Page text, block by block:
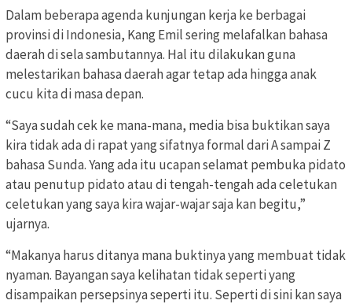
Dalam beberapa agenda kunjungan kerja ke berbagai
provinsi di Indonesia, Kang Emil sering melafalkan bahasa
daerah di sela sambutannya. Hal itu dilakukan guna
melestarikan bahasa daerah agar tetap ada hingga anak
cucu kita di masa depan.
“Saya sudah cek ke mana-mana, media bisa buktikan saya
kira tidak ada di rapat yang sifatnya formal dari A sampai Z
bahasa Sunda. Yang ada itu ucapan selamat pembuka pidato
atau penutup pidato atau di tengah-tengah ada celetukan
celetukan yang saya kira wajar-wajar saja kan begitu,”
ujarnya.
“Makanya harus ditanya mana buktinya yang membuat tidak
nyaman. Bayangan saya kelihatan tidak seperti yang
disampaikan persepsinya seperti itu. Seperti di sini kan saya